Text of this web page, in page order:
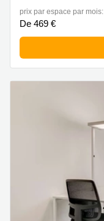
prix par espace par mois:
De 469 €